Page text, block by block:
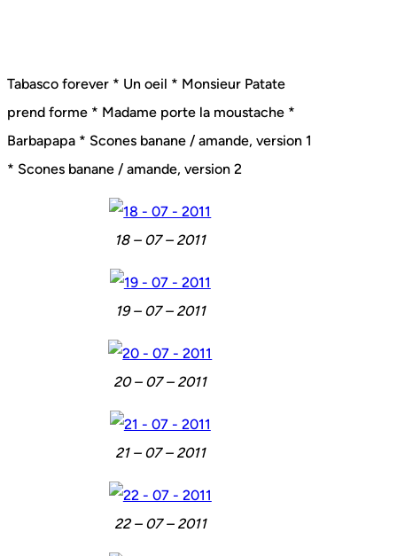
Tabasco forever * Un oeil * Monsieur Patate
prend forme * Madame porte la moustache *
Barbapapa * Scones banane / amande, version 1
* Scones banane / amande, version 2
18 – 07 – 2011
19 – 07 – 2011
20 – 07 – 2011
21 – 07 – 2011
22 – 07 – 2011